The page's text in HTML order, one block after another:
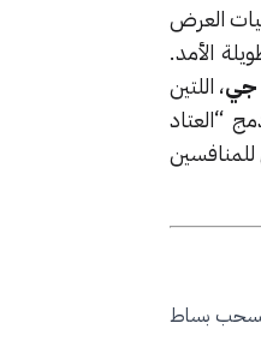
العرض
الأمد.
جي، اللتين
“العتاد
للمنافسين
يسحب بساط